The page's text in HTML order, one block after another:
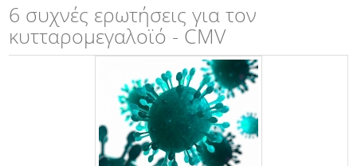
6 συχνές ερωτήσεις για τον
κυτταρομεγαλοϊό - CMV